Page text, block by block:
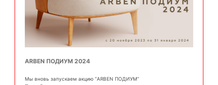
ARBEN ПОДИУМ 2024
Мы вновь запускаем акцию “ARBEN ПОДИУМ”